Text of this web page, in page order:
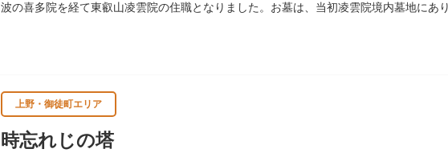
波の喜多院を経て東叡山凌雲院の住職となりました。お墓は、当初凌雲院境内墓地にあ
上野・御徒町エリア
時忘れじの塔